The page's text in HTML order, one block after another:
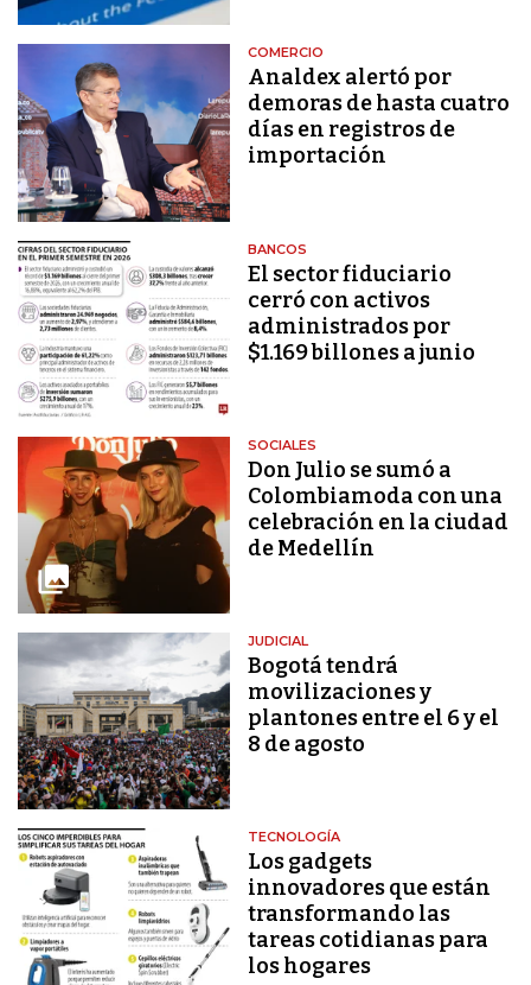
COMERCIO
Analdex alertó por
demoras de hasta cuatro
días en registros de
importación
BANCOS
El sector fiduciario
cerró con activos
administrados por
$1.169 billones a junio
SOCIALES
Don Julio se sumó a
Colombiamoda con una
celebración en la ciudad
de Medellín
JUDICIAL
Bogotá tendrá
movilizaciones y
plantones entre el 6 y el
8 de agosto
TECNOLOGÍA
Los gadgets
innovadores que están
transformando las
tareas cotidianas para
los hogares